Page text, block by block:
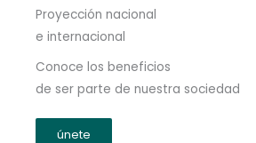
Proyección nacional
e internacional
Conoce los beneficios
de ser parte de nuestra sociedad
únete